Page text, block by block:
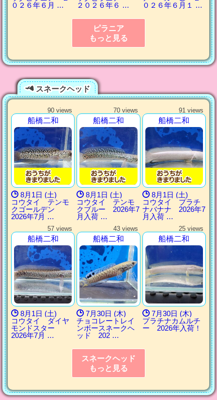
０２６年６月 …
２０２６年６ …
０２６年６月１ …
ピラニア
もっと見る
スネークヘッド
90 views
船橋二和
8月1日 (土)
コウタイ テンモ
クゴールデン
2026年7月 …
70 views
船橋二和
8月1日 (土)
コウタイ テンモ
クブルー 2026年7
月入荷 …
91 views
船橋二和
8月1日 (土)
コウタイ プラチ
ナバナナ 2026年7
月入荷 …
57 views
船橋二和
8月1日 (土)
コウタイ ダイヤ
モンドスター
2026年7月 …
43 views
船橋二和
7月30日 (木)
チョコレートレイ
ンボースネークヘ
ッド 202 …
25 views
船橋二和
7月30日 (木)
プラチナカムルチ
ー 2026年入荷！
スネークヘッド
もっと見る